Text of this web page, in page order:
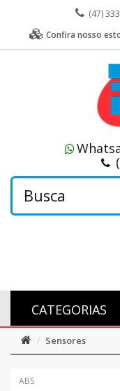
(47)
Confira nosso
CATEGORIAS
Sensores
ABS